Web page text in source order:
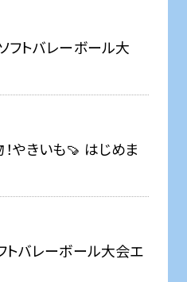
トバレーボール大
やきいも🍠 はじめま
バレーボール大会エ